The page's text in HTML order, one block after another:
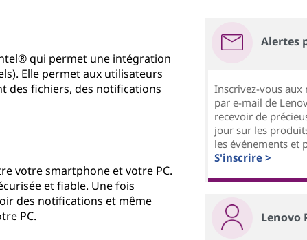
qui permet une intégration
Elle permet aux utilisateurs
des fichiers, des notifications
votre smartphone et votre PC.
et fiable. Une fois
des notifications et même
PC.
Alertes
Inscrivez-vous aux
par e-mail de
recevoir de
jour sur les
les événements et
S'inscrire >
Lenovo